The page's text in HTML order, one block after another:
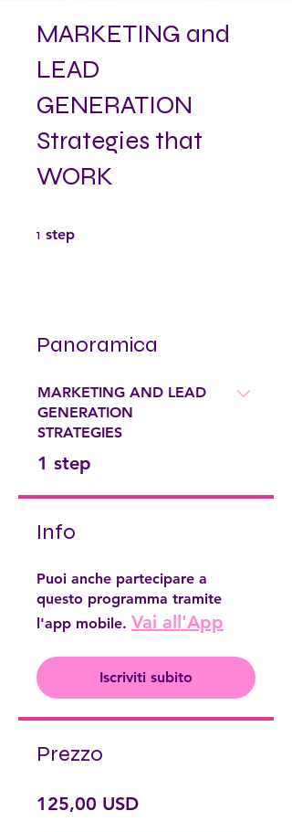
MARKETING and
LEAD
GENERATION
Strategies that
WORK
1 step
Panoramica
MARKETING AND LEAD
GENERATION
STRATEGIES
.
1 step
Info
Puoi anche partecipare a
questo programma tramite
l'app mobile. Vai all'App
Iscriviti subito
Prezzo
125,00 USD